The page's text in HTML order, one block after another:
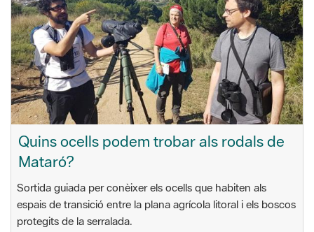
Quins ocells podem trobar als rodals de
Mataró?
Sortida guiada per conèixer els ocells que habiten als
espais de transició entre la plana agrícola litoral i els boscos
protegits de la serralada.